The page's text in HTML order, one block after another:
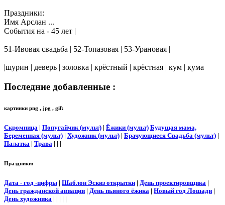
Праздники:
Имя Арслан ...
События на - 45 лет |
51-Ивовая свадьба | 52-Топазовая | 53-Урановая |
|шурин | деверь | золовка | крёстный | крёстная | кум | кума
Последние добавленные :
картинки png , jpg , gif:
Скромница | Попугайчик (мульт) | Ёжики (мульт) Будущая мама,
Беременная (мульт) | Художник (мульт) | Брачующиеся Свадьба (мульт) |
Палатка | Трава | | |
Праздники:
Дата - год -цифры | Шаблон Эскиз открытки | День проектировщика |
День гражданской авиации | День пьяного ёжика | Новый год Лошади |
День художника | | | | |